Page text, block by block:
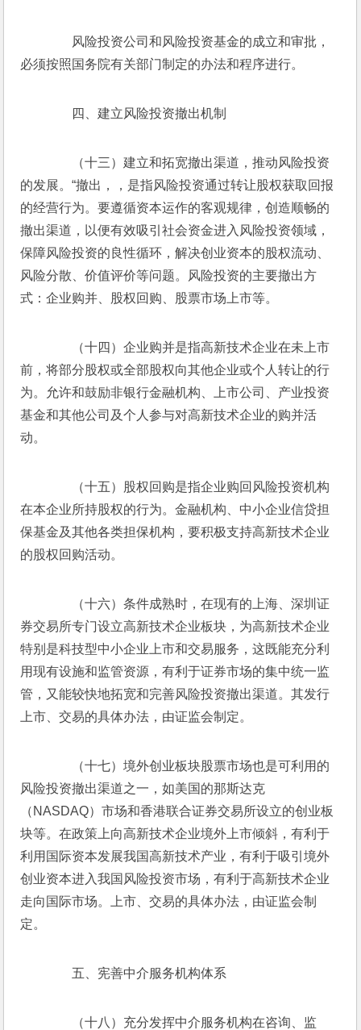
风险投资公司和风险投资基金的成立和审批，
必须按照国务院有关部门制定的办法和程序进行。
四、建立风险投资撤出机制
（十三）建立和拓宽撤出渠道，推动风险投资
的发展。“撤出，，是指风险投资通过转让股权获取回报
的经营行为。要遵循资本运作的客观规律，创造顺畅的
撤出渠道，以便有效吸引社会资金进入风险投资领域，
保障风险投资的良性循环，解决创业资本的股权流动、
风险分散、价值评价等问题。风险投资的主要撤出方
式：企业购并、股权回购、股票市场上市等。
（十四）企业购并是指高新技术企业在未上市
前，将部分股权或全部股权向其他企业或个人转让的行
为。允许和鼓励非银行金融机构、上市公司、产业投资
基金和其他公司及个人参与对高新技术企业的购并活
动。
（十五）股权回购是指企业购回风险投资机构
在本企业所持股权的行为。金融机构、中小企业信贷担
保基金及其他各类担保机构，要积极支持高新技术企业
的股权回购活动。
（十六）条件成熟时，在现有的上海、深圳证
券交易所专门设立高新技术企业板块，为高新技术企业
特别是科技型中小企业上市和交易服务，这既能充分利
用现有设施和监管资源，有利于证券市场的集中统一监
管，又能较快地拓宽和完善风险投资撤出渠道。其发行
上市、交易的具体办法，由证监会制定。
（十七）境外创业板块股票市场也是可利用的
风险投资撤出渠道之一，如美国的那斯达克
（NASDAQ）市场和香港联合证券交易所设立的创业板
块等。在政策上向高新技术企业境外上市倾斜，有利于
利用国际资本发展我国高新技术产业，有利于吸引境外
创业资本进入我国风险投资市场，有利于高新技术企业
走向国际市场。上市、交易的具体办法，由证监会制
定。
五、宪善中介服务机构体系
（十八）充分发挥中介服务机构在咨询、监